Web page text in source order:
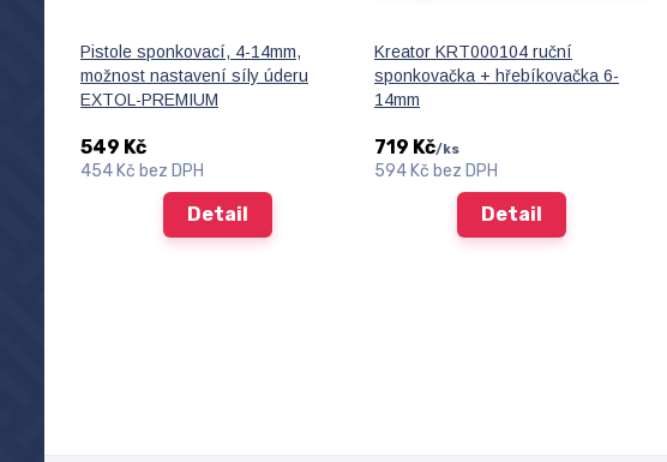
Pistole sponkovací, 4-14mm,
možnost nastavení síly úderu
EXTOL-PREMIUM
549 Kč
454 Kč bez DPH
Detail
Kreator KRT000104 ruční
sponkovačka + hřebíkovačka 6-
14mm
719 Kč/ks
594 Kč bez DPH
Detail